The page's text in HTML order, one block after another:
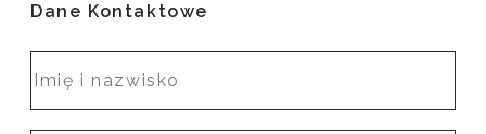
Dane Kontaktowe